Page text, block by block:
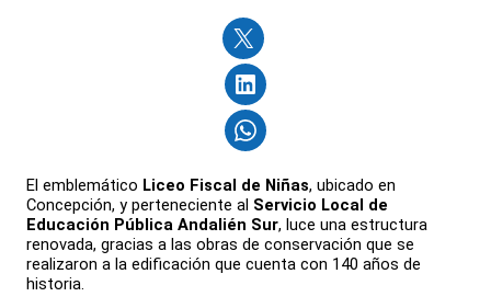
El emblemático Liceo Fiscal de Niñas, ubicado en
Concepción, y perteneciente al Servicio Local de
Educación Pública Andalién Sur, luce una estructura
renovada, gracias a las obras de conservación que se
realizaron a la edificación que cuenta con 140 años de
historia.